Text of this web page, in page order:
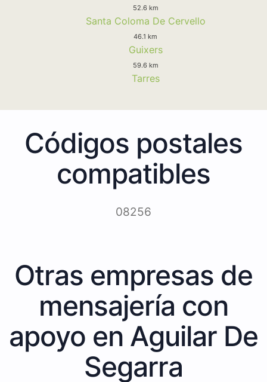
52.6 km
Santa Coloma De Cervello
46.1 km
Guixers
59.6 km
Tarres
Códigos postales
compatibles
08256
Otras empresas de
mensajería con
apoyo en Aguilar De
Segarra